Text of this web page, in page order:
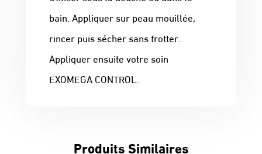
bain. Appliquer sur peau mouillée,
rincer puis sécher sans frotter.
Appliquer ensuite votre soin
EXOMEGA CONTROL.
Produits Similaires